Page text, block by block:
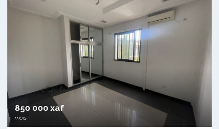
850 000 xaf
mois